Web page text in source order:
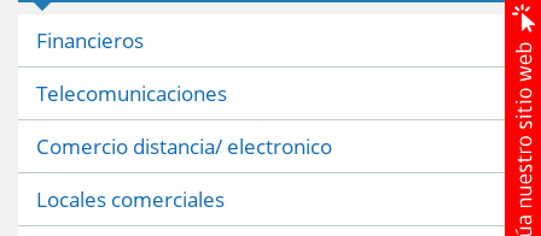
Financieros
Telecomunicaciones
Comercio distancia/ electronico
Locales comerciales